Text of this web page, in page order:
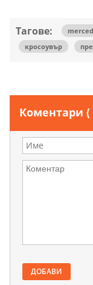
Тагове:
кросоувър
Коментари (
ДОБАВИ